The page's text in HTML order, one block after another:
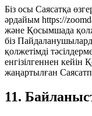
Біз осы Саясатқа
әрдайым https://
және Қосымшада
біз
қолжетімді
енгізілгеннен
жаңартылған
11.